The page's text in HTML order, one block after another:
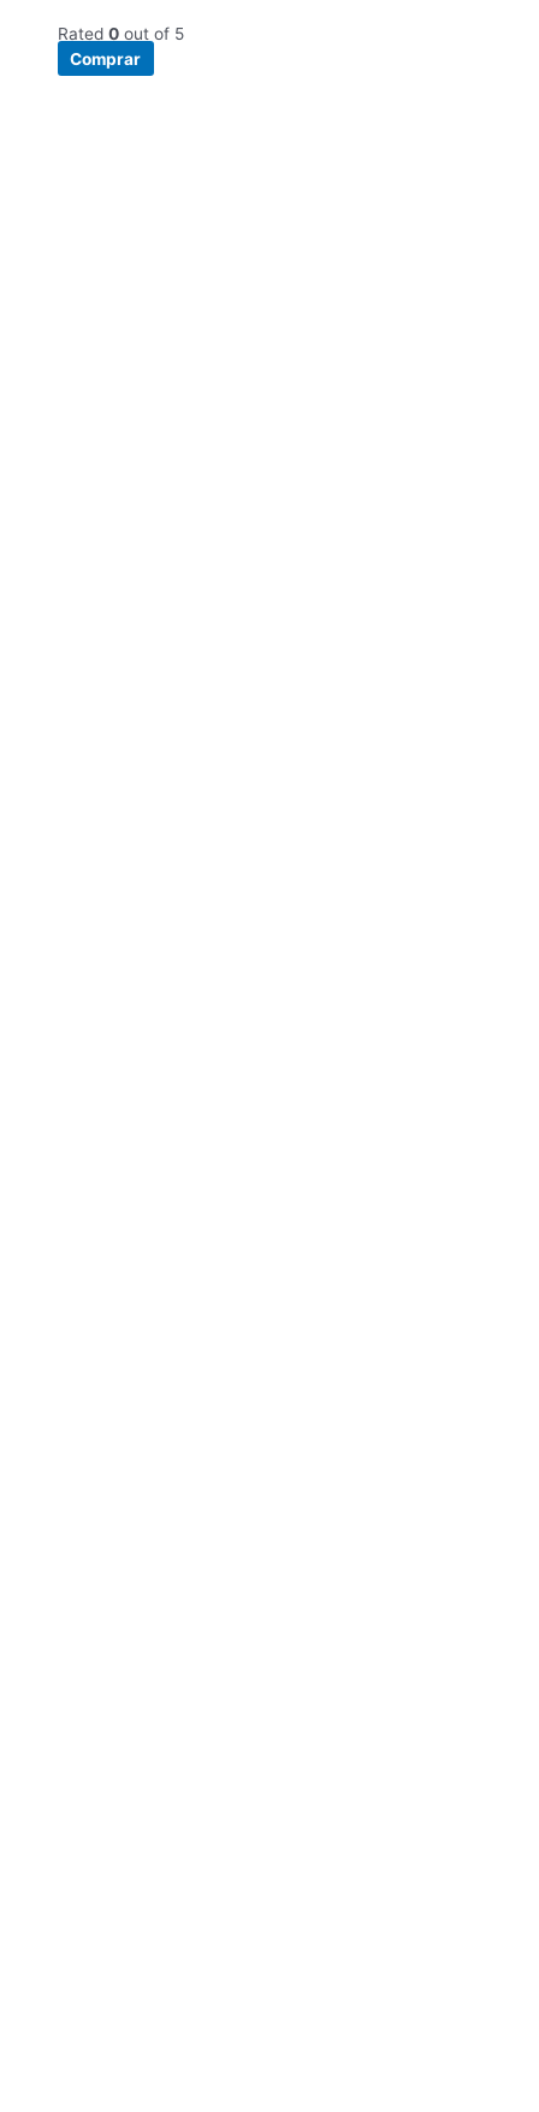
Rated 0 out of 5
Comprar